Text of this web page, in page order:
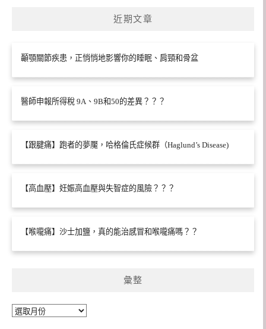
近期文章
顳顎關節疾患，正悄悄地影響你的睡眠、肩頸和骨盆
醫師申報所得稅 9A、9B和50的差異？？？
【跟腱痛】跑者的夢魘，哈格倫氏症候群（Haglund’s Disease)
【高血壓】妊娠高血壓與失智症的風險？？？
【喉嚨痛】沙士加鹽，真的能治感冒和喉嚨痛嗎？？
彙整
彙